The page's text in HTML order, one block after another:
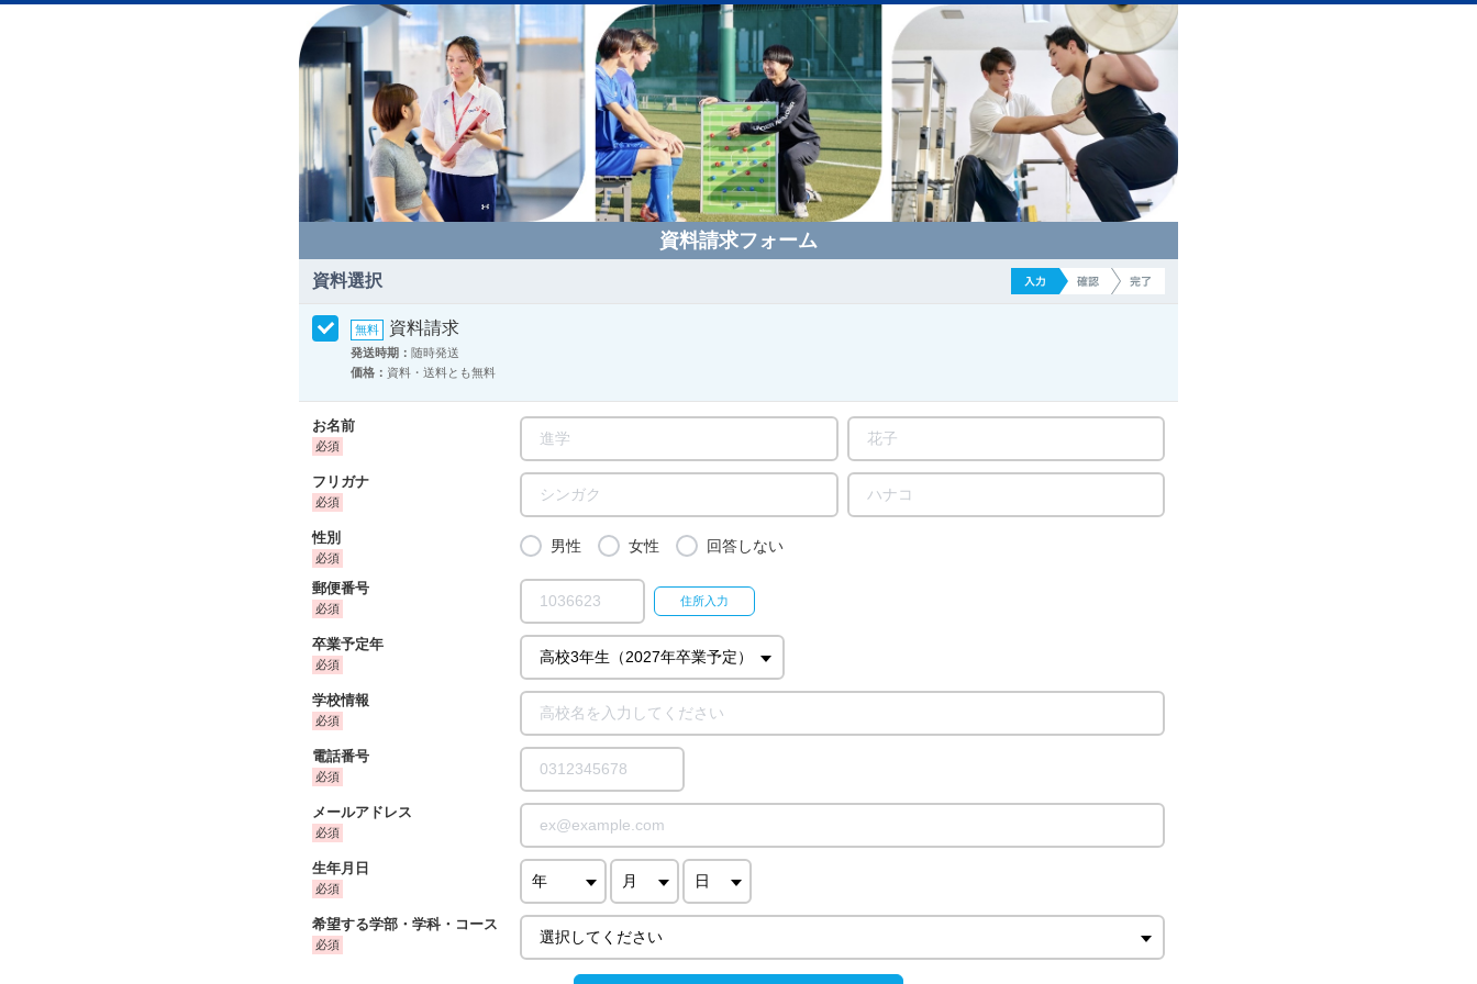
資料請求フォーム
資料選択
資料請求
発送時期： 随時発送
価格： 資料・送料とも無料
お名前
フリガナ
性別 男性 女性 回答しない
郵便番号
卒業予定年
学校情報
電話番号
メールアドレス
生年月日
希望する学部・学科・コース